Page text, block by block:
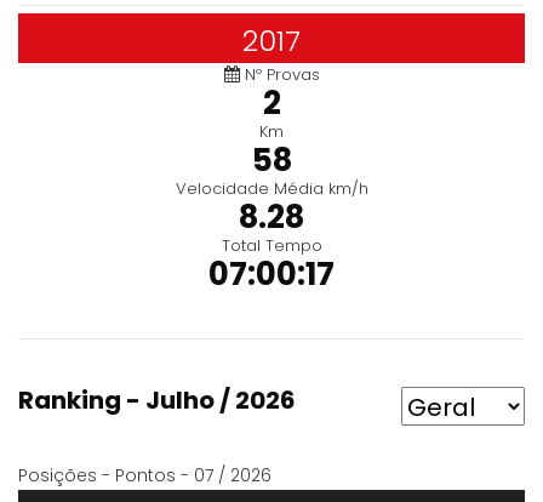
2017
Nº Provas
2
Km
58
Velocidade Média km/h
8.28
Total Tempo
07:00:17
Ranking - Julho / 2026
Posições - Pontos - 07 / 2026